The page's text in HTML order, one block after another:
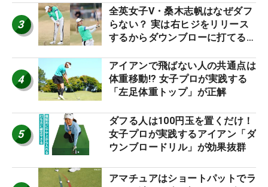
3
全英女子V・桑木志帆はなぜダフ
らない？ 実は右ヒジをリリース
するからダウンブローに打てる #
4
アイアンで飛ばない人の共通点は
体重移動!? 女子プロが実践する
「左足体重トップ」が正解
5
ダフる人は100円玉を置くだけ！
女子プロが実践するアイアン「ダ
ウンブロードリル」が効果抜群
アマチュアはショートパットでラ